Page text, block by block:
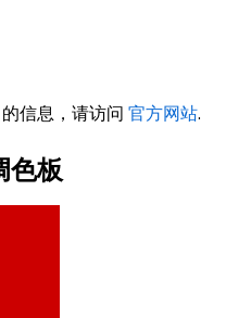
信息，请访问 官方网站.
色板